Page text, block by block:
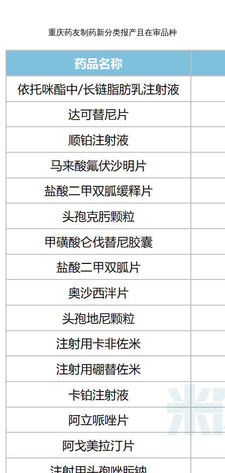
重庆药友制药新分类报产且在审品种